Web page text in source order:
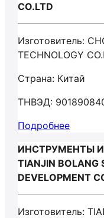
CO.LTD
Изготовитель:
TECHNOLOGY
Страна: Китай
ТНВЭД:
Подробнее
ИНСТРУМЕНТЫ
TIANJIN BOLANG
DEVELOPMENT
Изготовитель: